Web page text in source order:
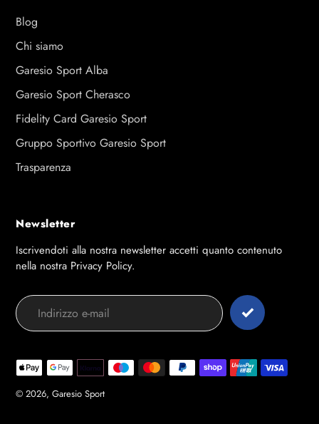
Blog
Chi siamo
Garesio Sport Alba
Garesio Sport Cherasco
Fidelity Card Garesio Sport
Gruppo Sportivo Garesio Sport
Trasparenza
Newsletter
Iscrivendoti alla nostra newsletter accetti quanto contenuto
nella nostra Privacy Policy.
© 2026, Garesio Sport
Modalità
di
pagamento